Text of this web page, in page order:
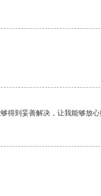
得到妥善解决，让我能够放心